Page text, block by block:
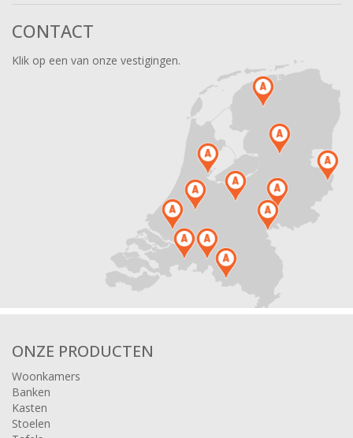
CONTACT
Klik op een van onze vestigingen.
ONZE PRODUCTEN
Woonkamers
Banken
Kasten
Stoelen